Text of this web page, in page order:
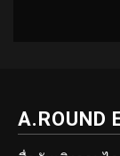
A.ROUND